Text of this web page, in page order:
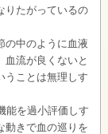
りたがっているの
の中のように血液
血流が良くないと
うことは無理しす
能を過小評価しす
動きで血の巡りを